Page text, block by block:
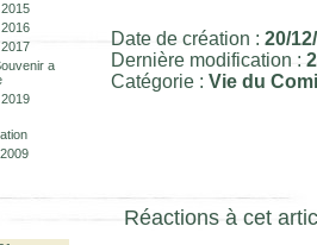
a
Date de création : 20/
Dernière modification :
Catégorie : Vie du
Réactions à cet